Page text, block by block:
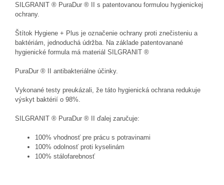
SILGRANIT ® PuraDur ® II s patentovanou formulou hygienickej
ochrany.
Štítok Hygiene + Plus je označenie ochrany proti znečisteniu a
baktériám, jednoduchá údržba. Na základe patentovanané
hygienické formula má materiál SILGRANIT ®
PuraDur ® II antibakteriálne účinky.
Vykonané testy preukázali, že táto hygienická ochrana redukuje
výskyt baktérií o 98%.
SILGRANIT ® PuraDur ® II ďalej zaručuje:
100% vhodnosť pre prácu s potravinami
100% odolnosť proti kyselinám
100% stálofarebnosť